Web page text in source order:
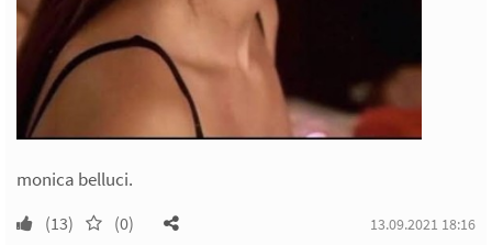
monica belluci.
(13) (0) 13.09.2021 18:16